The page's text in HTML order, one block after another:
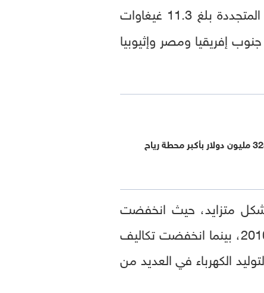
رقماً قياسيا من قدرات توليد الكهرباء من الطاقة المتجددة بلغ 11.3 غيغاوات
إفريقيا ومصر وإثيوبيا
مبادلة تستثمر 325 مليون دولار بأكبر محطة رياح
بشكل متزايد، حيث انخفضت
تكاليف الطاقة الشمسية على نطاق المرافق العامة بنحو 90 بالمئة عالميا منذ عام 2010، بينما انخفضت تكاليف